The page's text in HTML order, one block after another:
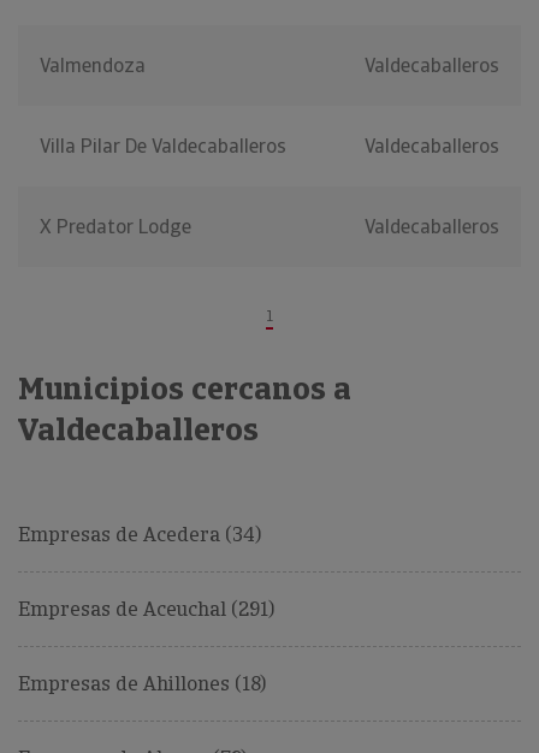
Valmendoza Valdecaballeros
Villa Pilar De Valdecaballeros Valdecaballeros
X Predator Lodge Valdecaballeros
1
Municipios cercanos a
Valdecaballeros
Empresas de Acedera (34)
Empresas de Aceuchal (291)
Empresas de Ahillones (18)